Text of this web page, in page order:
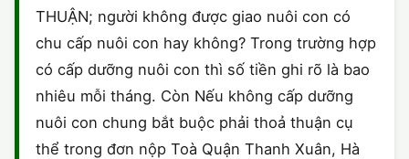
SỞ HỮU TRÍ TUỆ
THỪA KẾ - DI CHÚC
THUẾ VÀ KẾ TOÁN
SỞ HỮU TRÍ TUỆ
LÝ LỊCH TƯ PHÁP
TRÍCH LỤC HỘ TỊCH
CÔNG BỐ SẢN PHẨM
THUẬN; người không được giao nuôi con có
chu cấp nuôi con hay không? Trong trường hợp
có cấp dưỡng nuôi con thì số tiền ghi rõ là bao
nhiêu mỗi tháng. Còn Nếu không cấp dưỡng
nuôi con chung bắt buộc phải thoả thuận cụ
thể trong đơn nộp Toà Quận Thanh Xuân, Hà